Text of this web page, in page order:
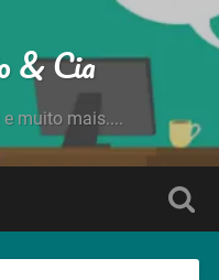
& Cia
muito mais....